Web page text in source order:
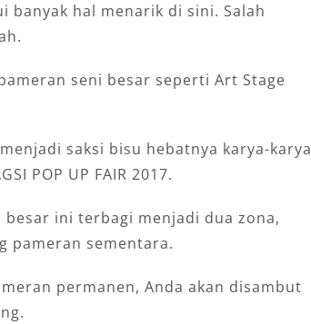
banyak hal menarik di sini. Salah
seni besar seperti Art Stage
saksi bisu hebatnya karya-karya
POP UP FAIR 2017.
ini terbagi menjadi dua zona,
pameran sementara.
permanen, Anda akan disambut